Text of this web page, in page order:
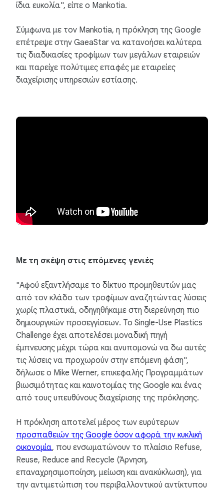
ίδια ευκολία", είπε ο Mankotia.
Σύμφωνα με τον Mankotia, η πρόκληση της Google
επέτρεψε στην GaeaStar να κατανοήσει καλύτερα
τις διαδικασίες τροφίμων των μεγάλων εταιρειών
και παρείχε πολύτιμες επαφές με εταιρείες
διαχείρισης υπηρεσιών εστίασης.
Με τη σκέψη στις επόμενες γενιές
"Αφού εξαντλήσαμε το δίκτυο προμηθευτών μας
από τον κλάδο των τροφίμων αναζητώντας λύσεις
χωρίς πλαστικά, οδηγηθήκαμε στη διερεύνηση πιο
δημιουργικών προσεγγίσεων. Το Single-Use Plastics
Challenge έχει αποτελέσει μοναδική πηγή
έμπνευσης μέχρι τώρα και ανυπομονώ να δω αυτές
τις λύσεις να προχωρούν στην επόμενη φάση",
δήλωσε ο Mike Werner, επικεφαλής Προγραμμάτων
βιωσιμότητας και καινοτομίας της Google και ένας
από τους υπευθύνους διαχείρισης της πρόκλησης.
Η πρόκληση αποτελεί μέρος των ευρύτερων
προσπαθειών της Google όσον αφορά την κυκλική
οικονομία, που ενσωματώνουν το πλαίσιο Refuse,
Reuse, Reduce and Recycle (Άρνηση,
επαναχρησιμοποίηση, μείωση και ανακύκλωση), για
την αντιμετώπιση του περιβαλλοντικού αντίκτυπου